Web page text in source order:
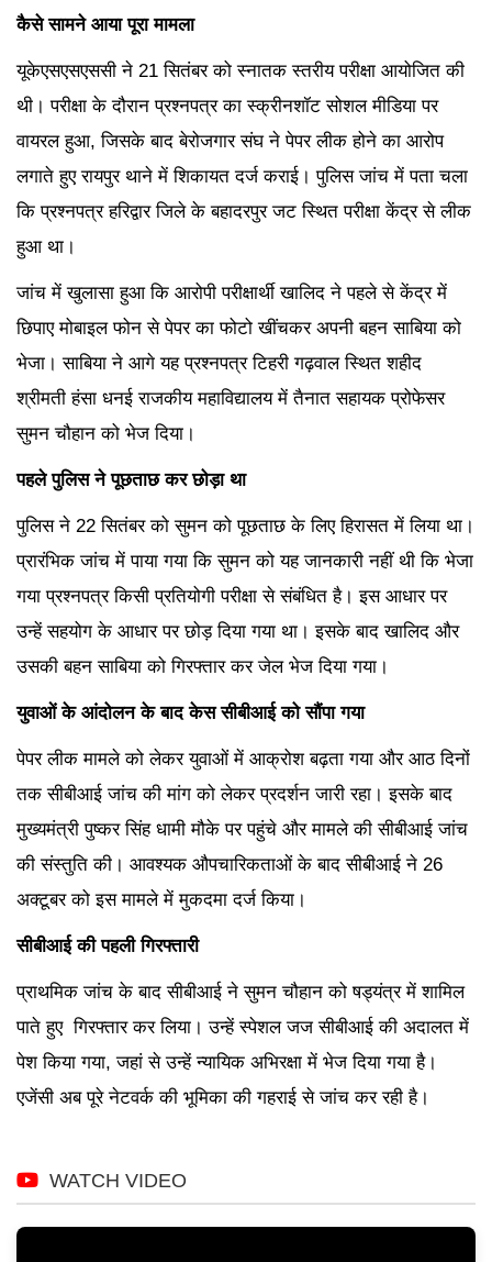
कैसे सामने आया पूरा मामला
यूकेएसएसएससी ने 21 सितंबर को स्नातक स्तरीय परीक्षा आयोजित की
थी। परीक्षा के दौरान प्रश्नपत्र का स्क्रीनशॉट सोशल मीडिया पर
वायरल हुआ, जिसके बाद बेरोजगार संघ ने पेपर लीक होने का आरोप
लगाते हुए रायपुर थाने में शिकायत दर्ज कराई। पुलिस जांच में पता चला
कि प्रश्नपत्र हरिद्वार जिले के बहादरपुर जट स्थित परीक्षा केंद्र से लीक
हुआ था।
जांच में खुलासा हुआ कि आरोपी परीक्षार्थी खालिद ने पहले से केंद्र में
छिपाए मोबाइल फोन से पेपर का फोटो खींचकर अपनी बहन साबिया को
भेजा। साबिया ने आगे यह प्रश्नपत्र टिहरी गढ़वाल स्थित शहीद
श्रीमती हंसा धनई राजकीय महाविद्यालय में तैनात सहायक प्रोफेसर
सुमन चौहान को भेज दिया।
पहले पुलिस ने पूछताछ कर छोड़ा था
पुलिस ने 22 सितंबर को सुमन को पूछताछ के लिए हिरासत में लिया था।
प्रारंभिक जांच में पाया गया कि सुमन को यह जानकारी नहीं थी कि भेजा
गया प्रश्नपत्र किसी प्रतियोगी परीक्षा से संबंधित है। इस आधार पर
उन्हें सहयोग के आधार पर छोड़ दिया गया था। इसके बाद खालिद और
उसकी बहन साबिया को गिरफ्तार कर जेल भेज दिया गया।
युवाओं के आंदोलन के बाद केस सीबीआई को सौंपा गया
पेपर लीक मामले को लेकर युवाओं में आक्रोश बढ़ता गया और आठ दिनों
तक सीबीआई जांच की मांग को लेकर प्रदर्शन जारी रहा। इसके बाद
मुख्यमंत्री पुष्कर सिंह धामी मौके पर पहुंचे और मामले की सीबीआई जांच
की संस्तुति की। आवश्यक औपचारिकताओं के बाद सीबीआई ने 26
अक्टूबर को इस मामले में मुकदमा दर्ज किया।
सीबीआई की पहली गिरफ्तारी
प्राथमिक जांच के बाद सीबीआई ने सुमन चौहान को षड्यंत्र में शामिल
पाते हुए गिरफ्तार कर लिया। उन्हें स्पेशल जज सीबीआई की अदालत में
पेश किया गया, जहां से उन्हें न्यायिक अभिरक्षा में भेज दिया गया है।
एजेंसी अब पूरे नेटवर्क की भूमिका की गहराई से जांच कर रही है।
WATCH VIDEO